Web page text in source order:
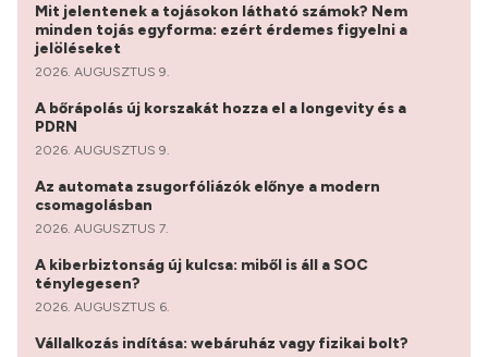
Mit jelentenek a tojásokon látható számok? Nem
minden tojás egyforma: ezért érdemes figyelni a
jelöléseket
2026. AUGUSZTUS 9.
A bőrápolás új korszakát hozza el a longevity és a
PDRN
2026. AUGUSZTUS 9.
Az automata zsugorfóliázók előnye a modern
csomagolásban
2026. AUGUSZTUS 7.
A kiberbiztonság új kulcsa: miből is áll a SOC
ténylegesen?
2026. AUGUSZTUS 6.
Vállalkozás indítása: webáruház vagy fizikai bolt?